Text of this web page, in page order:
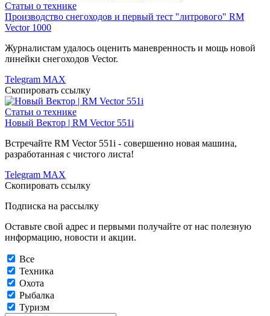
Статьи о технике
Производство снегоходов и первый тест "литрового" RM
Vector 1000
Журналистам удалось оценить маневренность и мощь новой
линейки снегоходов Vector.
Telegram MAX
Скопировать ссылку
Статьи о технике
Новый Вектор | RM Vector 551i
Встречайте RM Vector 551i - совершенно новая машина,
разработанная с чистого листа!
Telegram MAX
Скопировать ссылку
Подписка на рассылку
Оставьте свой адрес и первыми получайте от нас полезную
информацию, новости и акции.
Все
Техника
Охота
Рыбалка
Туризм